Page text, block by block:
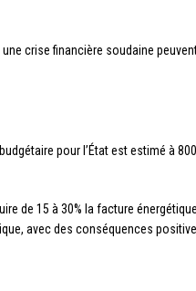
crise financière soudaine
pour l’État est estimé à
de 15 à 30% la facture
avec des conséquences